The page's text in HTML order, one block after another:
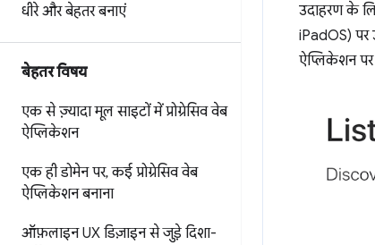
धीरे और बेहतर बनाएं
बेहतर विषय
एक से ज़्यादा मूल साइटों में प्रोग्रेसिव वेब
ऐप्लिकेशन
एक ही डोमेन पर,कई प्रोग्रेसिव वेब
ऐप्लिकेशन बनाना
ऑफ़लाइन UX डिज़ाइन से जुड़े दिशा-
उदाहरण के
iPadOS) पर
ऐप्लिकेशन पर